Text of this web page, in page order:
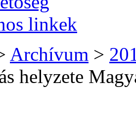
linkek
Archívum >
helyzete